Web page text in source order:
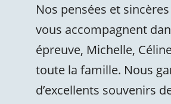
Nos pensées et
vous accompagnent
épreuve, Michelle,
toute la famille. Nous
d’excellents souvenirs